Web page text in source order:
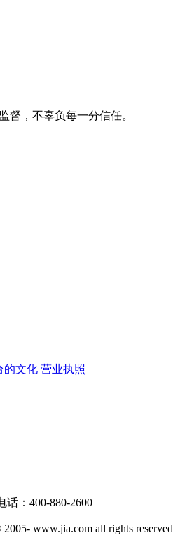
督，不辜负每一分信任。
的文化 营业执照
：400-880-2600
www.jia.com all rights reserved